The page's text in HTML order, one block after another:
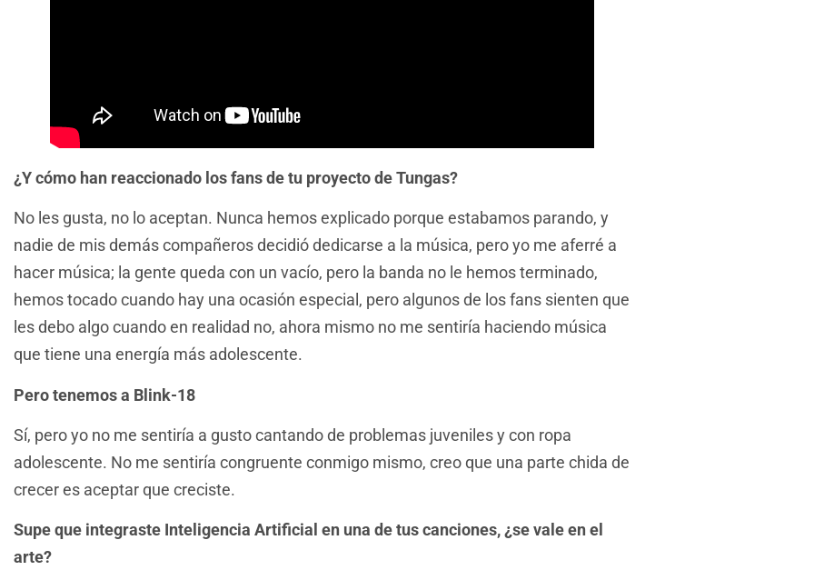
¿Y cómo han reaccionado los fans de tu proyecto de Tungas?
No les gusta, no lo aceptan. Nunca hemos explicado porque estabamos parando, y
nadie de mis demás compañeros decidió dedicarse a la música, pero yo me aferré a
hacer música; la gente queda con un vacío, pero la banda no le hemos terminado,
hemos tocado cuando hay una ocasión especial, pero algunos de los fans sienten que
les debo algo cuando en realidad no, ahora mismo no me sentiría haciendo música
que tiene una energía más adolescente.
Pero tenemos a Blink-18
Sí, pero yo no me sentiría a gusto cantando de problemas juveniles y con ropa
adolescente. No me sentiría congruente conmigo mismo, creo que una parte chida de
crecer es aceptar que creciste.
Supe que integraste Inteligencia Artificial en una de tus canciones, ¿se vale en el
arte?